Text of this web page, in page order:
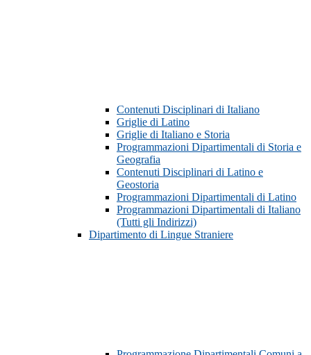
Contenuti Disciplinari di Italiano
Griglie di Latino
Griglie di Italiano e Storia
Programmazioni Dipartimentali di Storia e
Geografia
Contenuti Disciplinari di Latino e
Geostoria
Programmazioni Dipartimentali di Latino
Programmazioni Dipartimentali di Italiano
(Tutti gli Indirizzi)
Dipartimento di Lingue Straniere